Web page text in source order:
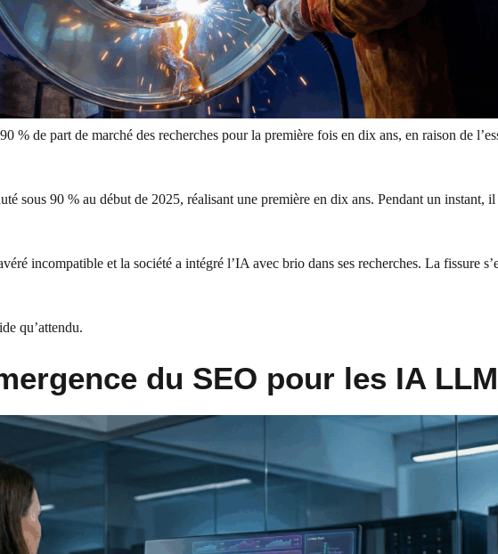
% de part de marché des recherches pour la première fois en dix ans, en raison de
sous 90 % au début de 2025, réalisant une première en dix ans. Pendant un instant,
incompatible et la société a intégré l’IA avec brio dans ses recherches. La fissure
qu’attendu.
du SEO pour les IA